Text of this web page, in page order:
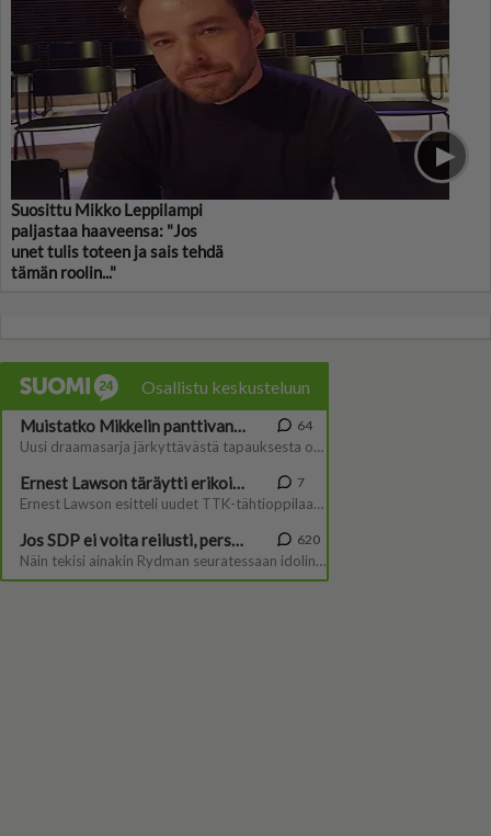
Suosittu Mikko Leppilampi
paljastaa haaveensa: "Jos
unet tulis toteen ja sais tehdä
tämän roolin..."